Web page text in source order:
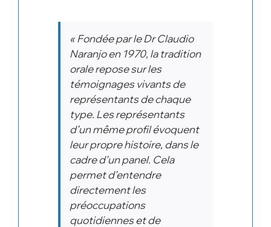
« Fondée par le Dr Claudio
Naranjo en 1970, la tradition
orale repose sur les
témoignages vivants de
représentants de chaque
type. Les représentants
d’un même profil évoquent
leur propre histoire, dans le
cadre d’un panel. Cela
permet d’entendre
directement les
préoccupations
quotidiennes et de